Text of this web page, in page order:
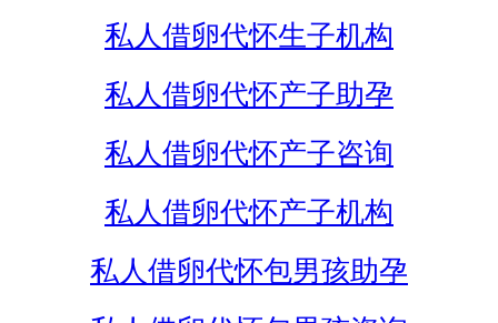
私人借卵代怀生子机构
私人借卵代怀产子助孕
私人借卵代怀产子咨询
私人借卵代怀产子机构
私人借卵代怀包男孩助孕